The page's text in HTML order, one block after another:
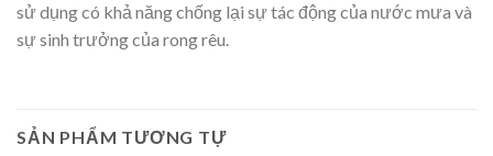
sử dụng có khả năng chống lại sự tác động của nước mưa và
sự sinh trưởng của rong rêu.
SẢN PHẨM TƯƠNG TỰ